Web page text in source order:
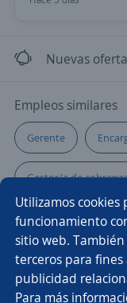
Utilizamos cookies
funcionamiento
sitio web.
terceros para
publicidad
Para más
Nuevas
Empleos similares
Gerente
Gestor/a de
Supervisor/a de
Ejecutivo/a comercial
Chef Gerente